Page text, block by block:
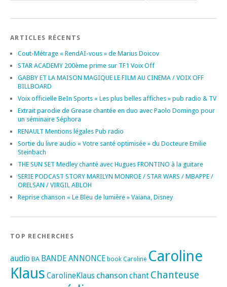
ARTICLES RÉCENTS
Cout-Métrage « RendAI-vous » de Marius Doicov
STAR ACADEMY 200ème prime sur TF1 Voix Off
GABBY ET LA MAISON MAGIQUE LE FILM AU CINEMA / VOIX OFF
BILLBOARD
Voix officielle BeIn Sports « Les plus belles affiches » pub radio & TV
Extrait parodie de Grease chantée en duo avec Paolo Domingo pour
un séminaire Séphora
RENAULT Mentions légales Pub radio
Sortie du livre audio « Votre santé optimisée » du Docteure Emilie
Steinbach
THE SUN SET Medley chanté avec Hugues FRONTINO à la guitare
SERIE PODCAST STORY MARILYN MONROE / STAR WARS / MBAPPE /
ORELSAN / VIRGIL ABLOH
Reprise chanson « Le Bleu de lumière » Vaiana, Disney
TOP RECHERCHES
audio BA BANDE ANNONCE book Caroline Caroline
Klaus CarolineKlaus chanson chant Chanteuse